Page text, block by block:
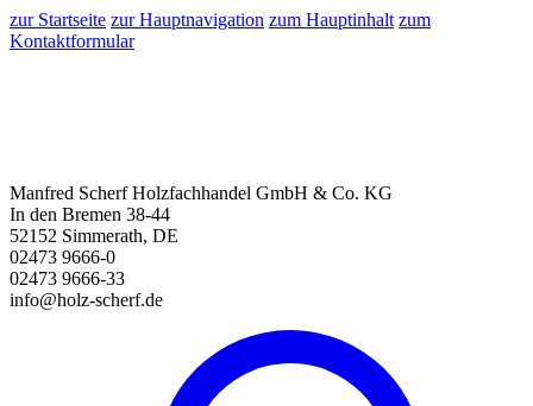
zur Startseite zur Hauptnavigation zum Hauptinhalt zum
Kontaktformular
Manfred Scherf Holzfachhandel GmbH & Co. KG
In den Bremen 38-44
52152 Simmerath, DE
02473 9666-0
02473 9666-33
info@holz-scherf.de